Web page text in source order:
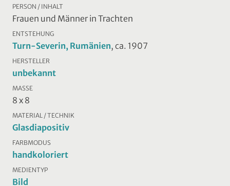
PERSON / INHALT
Frauen und Männer in Trachten
ENTSTEHUNG
Turn-Severin, Rumänien, ca. 1907
HERSTELLER
unbekannt
MASSE
8 x 8
MATERIAL / TECHNIK
Glasdiapositiv
FARBMODUS
handkoloriert
MEDIENTYP
Bild